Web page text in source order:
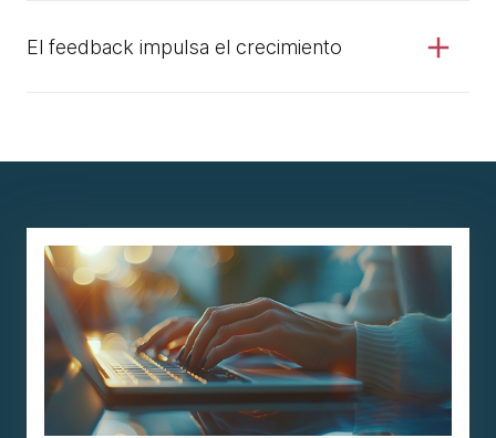
El feedback impulsa el crecimiento